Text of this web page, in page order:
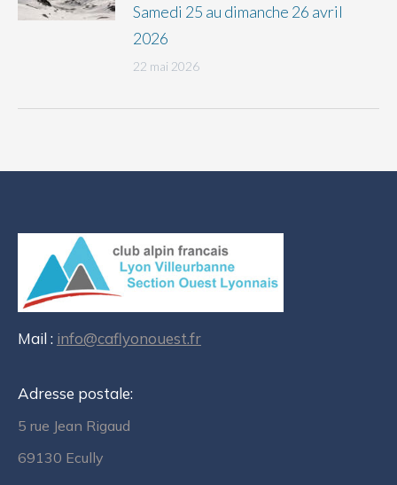
Samedi 25 au dimanche 26 avril
2026
22 mai 2026
Mail : info@caflyonouest.fr
Adresse postale:
5 rue Jean Rigaud
69130 Ecully